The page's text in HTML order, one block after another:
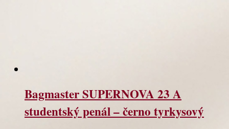
Bagmaster SUPERNOVA 23 A
studentský penál – černo tyrkysový